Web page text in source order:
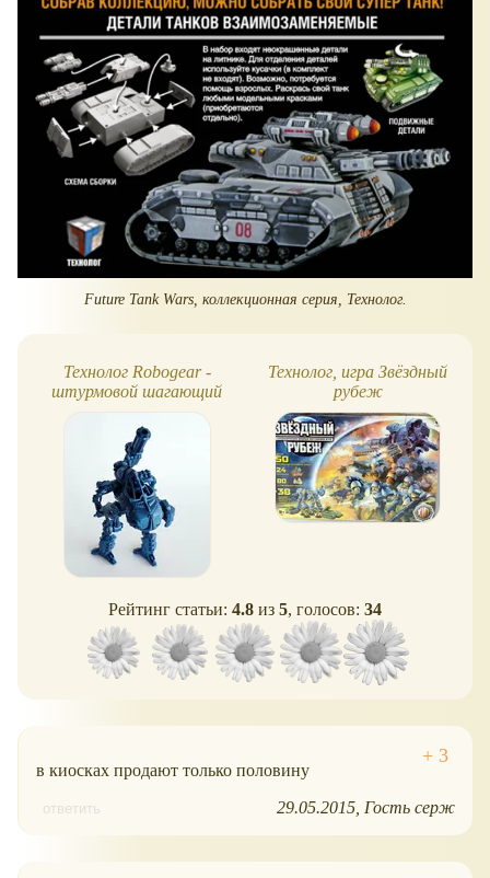
Future Tank Wars, коллекционная серия, Технолог.
Технолог Robogear -
штурмовой шагающий
танк WEREWOLF
Технолог, игра Звёздный
рубеж
Рейтинг статьи: 4.8 из 5, голосов: 34
в киосках продают только половину
ответить 29.05.2015 Гость серж